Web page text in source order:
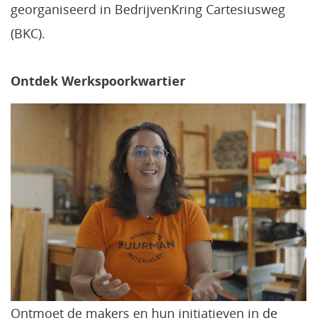
georganiseerd in BedrijvenKring Cartesiusweg
(BKC).
Ontdek Werkspoorkwartier
Ontmoet de makers en hun initiatieven in de